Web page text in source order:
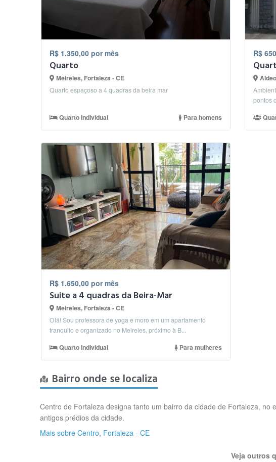
R$ 1.350,00 por mês
Quarto
Meireles, Fortaleza - CE
Quarto espaçoso a 4 quadras da beira mar
Quarto Individual Para homens
R$
R$ 1.650,00 por mês
Suite a 4 quadras da Beira-Mar
Meireles, Fortaleza - CE
Olá! Sou professora de yoga e moro em um apartamento
tranquilo e organizado no Meireles, próximo à B...
Quarto Individual Para mulheres
Bairro onde se localiza
Centro de Fortaleza designa tanto um bairro da cidade de Fortaleza,
antigos prédios da cidade.
Mais sobre Centro, Fortaleza - CE
Veja outros